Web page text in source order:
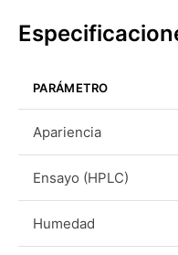
PARÁMETRO
Apariencia
Ensayo (HPLC)
Humedad